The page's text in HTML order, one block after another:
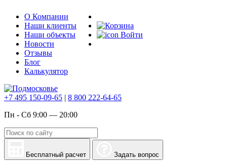
О Компании
Наши клиенты
Наши объекты
Новости
Отзывы
Блог
Калькулятор
Войти
+7 495 150-09-65 | 8 800 222-64-65
Пн - Сб 9:00 — 20:00
Бесплатный расчет Задать вопрос